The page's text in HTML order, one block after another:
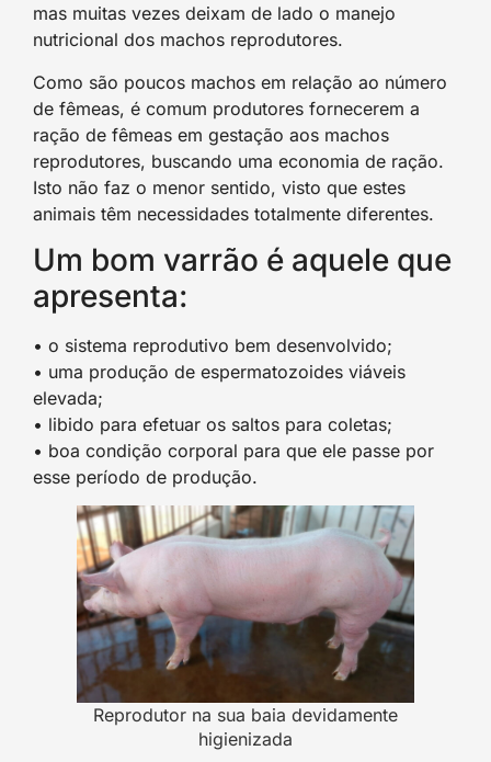
mas muitas vezes deixam de lado o manejo
nutricional dos machos reprodutores.
Como são poucos machos em relação ao número
de fêmeas, é comum produtores fornecerem a
ração de fêmeas em gestação aos machos
reprodutores, buscando uma economia de ração.
Isto não faz o menor sentido, visto que estes
animais têm necessidades totalmente diferentes.
Um bom varrão é aquele que
apresenta:
• o sistema reprodutivo bem desenvolvido;
• uma produção de espermatozoides viáveis
elevada;
• libido para efetuar os saltos para coletas;
• boa condição corporal para que ele passe por
esse período de produção.
Reprodutor na sua baia devidamente
higienizada